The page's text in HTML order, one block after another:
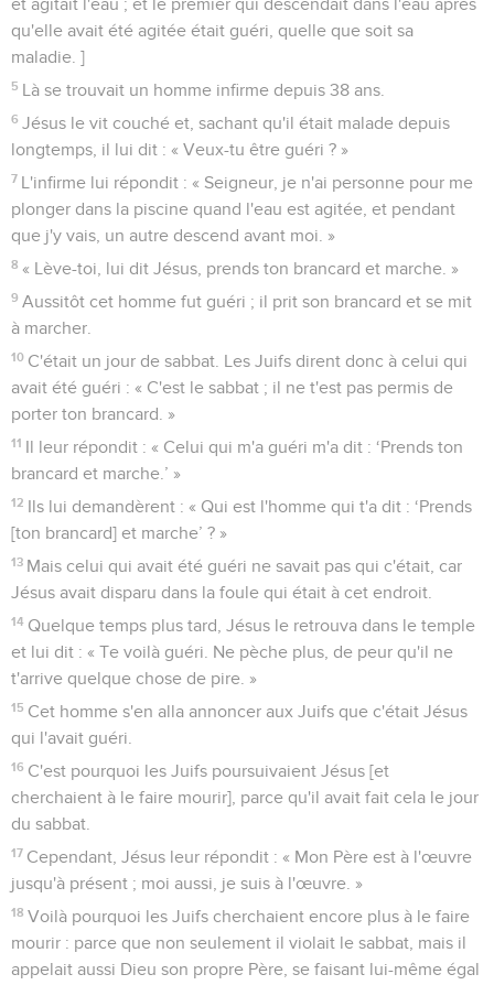
et agitait l'eau ; et le premier qui descendait dans l'eau après
qu'elle avait été agitée était guéri, quelle que soit sa
maladie. ]
5 Là se trouvait un homme infirme depuis 38 ans.
6 Jésus le vit couché et, sachant qu'il était malade depuis
longtemps, il lui dit : « Veux-tu être guéri ? »
7 L'infirme lui répondit : « Seigneur, je n'ai personne pour me
plonger dans la piscine quand l'eau est agitée, et pendant
que j'y vais, un autre descend avant moi. »
8 « Lève-toi, lui dit Jésus, prends ton brancard et marche. »
9 Aussitôt cet homme fut guéri ; il prit son brancard et se mit
à marcher.
10 C'était un jour de sabbat. Les Juifs dirent donc à celui qui
avait été guéri : « C'est le sabbat ; il ne t'est pas permis de
porter ton brancard. »
11 Il leur répondit : « Celui qui m'a guéri m'a dit : ‘Prends ton
brancard et marche.’ »
12 Ils lui demandèrent : « Qui est l'homme qui t'a dit : ‘Prends
[ton brancard] et marche’ ? »
13 Mais celui qui avait été guéri ne savait pas qui c'était, car
Jésus avait disparu dans la foule qui était à cet endroit.
14 Quelque temps plus tard, Jésus le retrouva dans le temple
et lui dit : « Te voilà guéri. Ne pèche plus, de peur qu'il ne
t'arrive quelque chose de pire. »
15 Cet homme s'en alla annoncer aux Juifs que c'était Jésus
qui l'avait guéri.
16 C'est pourquoi les Juifs poursuivaient Jésus [et
cherchaient à le faire mourir], parce qu'il avait fait cela le jour
du sabbat.
17 Cependant, Jésus leur répondit : « Mon Père est à l'œuvre
jusqu'à présent ; moi aussi, je suis à l'œuvre. »
18 Voilà pourquoi les Juifs cherchaient encore plus à le faire
mourir : parce que non seulement il violait le sabbat, mais il
appelait aussi Dieu son propre Père, se faisant lui-même égal